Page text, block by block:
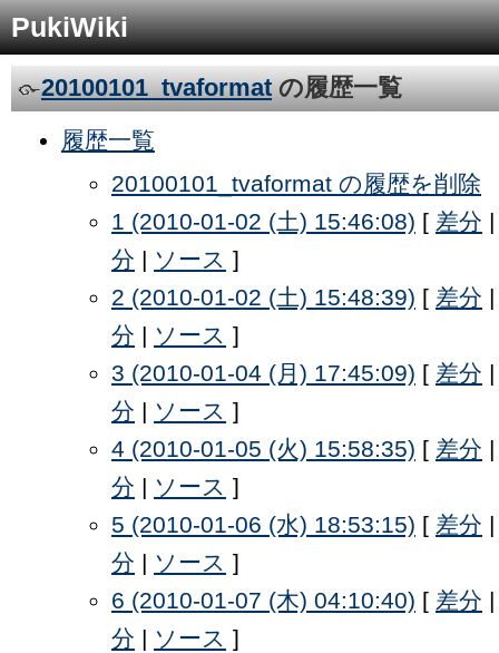
PukiWiki
20100101_tvaformatの履歴一覧
履歴一覧
20100101_tvaformat の履歴を削除
1 (2010-01-02 (土) 15:46:08) [ 差分
分 | ソース ]
2 (2010-01-02 (土) 15:48:39) [ 差分
分 | ソース ]
3 (2010-01-04 (月) 17:45:09) [ 差分
分 | ソース ]
4 (2010-01-05 (火) 15:58:35) [ 差分
分 | ソース ]
5 (2010-01-06 (水) 18:53:15) [ 差分
分 | ソース ]
6 (2010-01-07 (木) 04:10:40) [ 差分
分 | ソース ]